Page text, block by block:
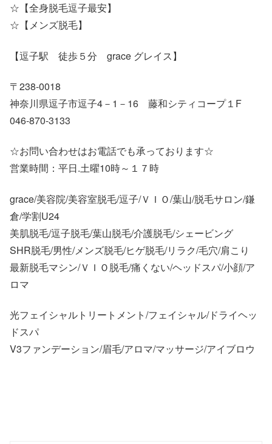
☆【全身脱毛逗子最安】
☆【メンズ脱毛】
【逗子駅 徒歩５分 grace グレイス】
〒238-0018
神奈川県逗子市逗子4－1－16 藤和シティコープ１F
046-870-3133
☆お問い合わせはお電話でも承っております☆
営業時間：平日.土曜10時～１７時
grace/美容院/美容室脱毛/逗子/ＶＩＯ/葉山/脱毛サロン/鎌
倉/学割U24
美肌脱毛/逗子脱毛/葉山脱毛/介護脱毛/シェービング
SHR脱毛/男性/メンズ脱毛/ヒゲ脱毛/リラク/毛穴/肩こり
最新脱毛マシン/ＶＩＯ脱毛/痛くない/ヘッドスパ/小顔/ア
ロマ
光フェイシャルトリートメント/フェイシャル/ドライヘッ
ドスパ
V3ファンデーション/眉毛/アロマ/マッサージ/アイブロウ